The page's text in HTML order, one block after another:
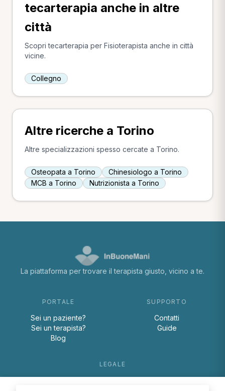
tecarterapia anche in altre
città
Scopri tecarterapia per Fisioterapista anche in città
vicine.
Collegno
Altre ricerche a Torino
Altre specializzazioni spesso cercate a Torino.
Osteopata a Torino
Chinesiologo a Torino
MCB a Torino
Nutrizionista a Torino
La piattaforma per trovare il terapista giusto, vicino a te.
PORTALE
Sei un paziente?
Sei un terapista?
Blog
SUPPORTO
Contatti
Guide
LEGALE